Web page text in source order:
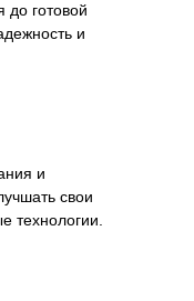
до готовой
и
и
свои
технологии.